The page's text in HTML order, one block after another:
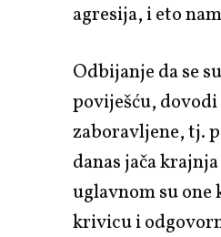
agresija, i eto
Odbijanje da se
poviješću,
zaboravljene, tj.
danas jača
uglavnom su one
krivicu i